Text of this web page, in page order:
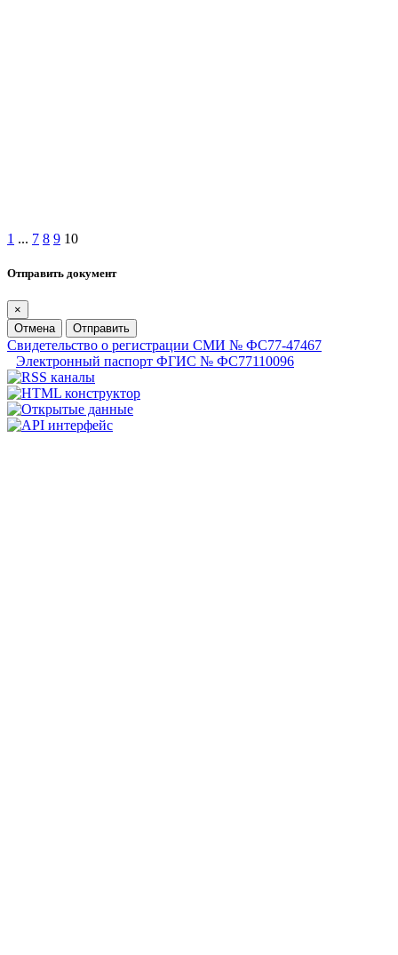
1 ... 7 8 9 10
Отправить документ
×
Отмена
Отправить
Свидетельство о регистрации СМИ № ФС77-47467
Электронный паспорт ФГИС № ФС77110096